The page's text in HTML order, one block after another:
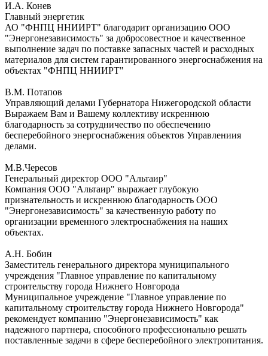
И.А. Конев
Главный энергетик
АО "ФНПЦ ННИИРТ" благодарит организацию ООО
"Энергонезависимость" за добросовестное и качественное
выполнение задач по поставке запасных частей и расходных
материалов для систем гарантированного энергоснабжения на
объектах "ФНПЦ ННИИРТ"
В.М. Потапов
Управляющий делами Губернатора Нижегородской области
Выражаем Вам и Вашему коллективу искреннюю
благодарность за сотрудничество по обеспечению
бесперебойного энергоснабжения объектов Управлениия
делами.
М.В.Чересов
Генеральный директор ООО "Альтаир"
Компания ООО "Альтаир" выражает глубокую
признательность и искреннюю благодарность ООО
"Энергонезависимость" за качественную работу по
организации временного электроснабжения на наших
объектах.
А.Н. Бобин
Заместитель генерального директора муниципального
учреждения "Главное управление по капитальному
строительству города Нижнего Новгорода
Муниципальное учреждение "Главное управление по
капитальному строительству города Нижнего Новгорода"
рекомендует компанию "Энергонезависимость" как
надежного партнера, способного профессионально решать
поставленные задачи в сфере бесперебойного электропитания.